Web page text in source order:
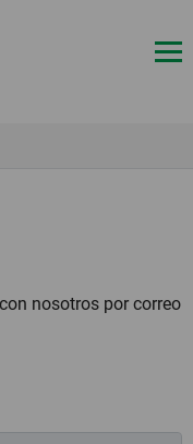
nosotros por correo